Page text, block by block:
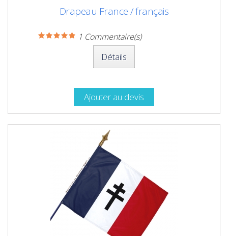
Drapeau France / français
1 Commentaire(s)
Détails
Ajouter au devis